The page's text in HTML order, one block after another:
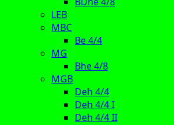
LEB
MBC
Be 4/4
MG
Bhe 4/8
MGB
Deh 4/4
Deh 4/4 I
Deh 4/4 II